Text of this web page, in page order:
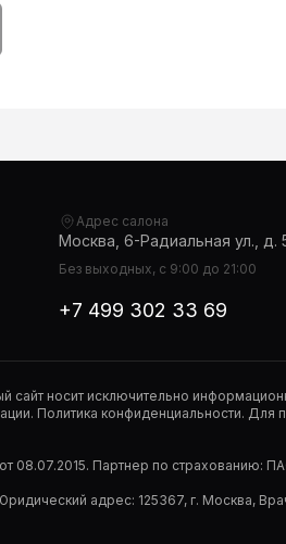
Адрес салона
Москва, 6-Радиальная ул., д.
Без выходных, с 9:00 до 21:00
+7 499 302 33 69
носит исключительно
Политика конфиденциальности.
08.07.2015. Партнер по страхованию:
адрес: 125367, г. Москва,